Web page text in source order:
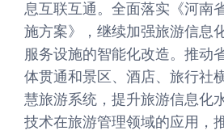
息互联互通。全面落实《河南
施方案》，继续加强旅游信息
服务设施的智能化改造。推动
体贯通和景区、酒店、旅行社
慧旅游系统，提升旅游信息化
技术在旅游管理领域的应用，